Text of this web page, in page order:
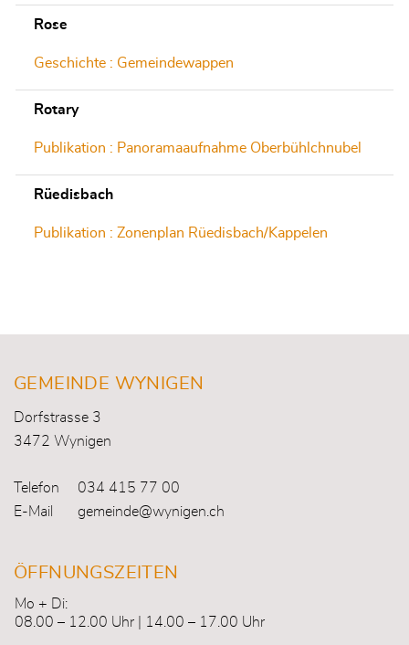
Rose
Geschichte : Gemeindewappen
Rotary
Publikation : Panoramaaufnahme Oberbühlchnubel
Rüedisbach
Publikation : Zonenplan Rüedisbach/Kappelen
GEMEINDE WYNIGEN
Dorfstrasse 3
3472 Wynigen
Telefon
034 415 77 00
E-Mail
gemeinde@wynigen.ch
ÖFFNUNGSZEITEN
Mo + Di:
08.00 – 12.00 Uhr | 14.00 – 17.00 Uhr